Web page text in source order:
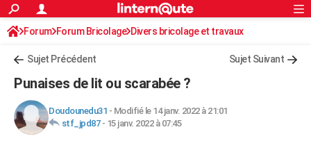
ACTUALITÉS
Politique
Société
Faits Divers
Education
Monde
Villes
+
FINANCE
Retraite
Impôts
Epargne
Immobilier
Risques naturels par ville
Banque
Assurance
Crédit
AUTO
Rechercher
S'inscrire
Connexion
Forum Forum Bricolage Divers bricolage et travaux
Sujet Précédent Sujet Suivant
Punaises de lit ou scarabée ?
Doudounedu31 - Modifié le 14 janv. 2022 à 21:01
stf_jpd87- 15 janv. 2022 à 07:45